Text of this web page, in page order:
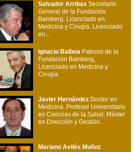
Salvador Arribas Secretario
General de la Fundación
Bamberg. Licenciado en
Medicina y Cirugía. Licenciado
en...
Ignacio Balboa Patrono de la
Fundación Bamberg,
Licenciado en Medicina y
Cirugía
Javier Hernández Doctor en
Medicina. Profesor Universitario
en Ciencias de la Salud. Máster
en Dirección y Gestión...
Mariano Avilés Muñoz